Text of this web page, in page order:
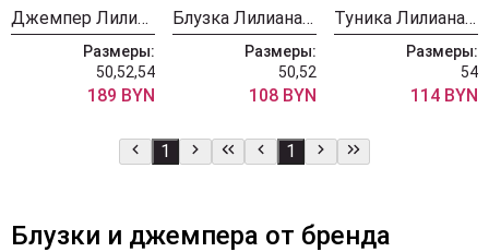
Джемпер Лилиана 1486
Размеры:
50,52,54
189 BYN
Блузка Лилиана 1381
Размеры:
50,52
108 BYN
Туника Лилиана 1378
Размеры:
54
114 BYN
1 1
Блузки и джемпера от бренда